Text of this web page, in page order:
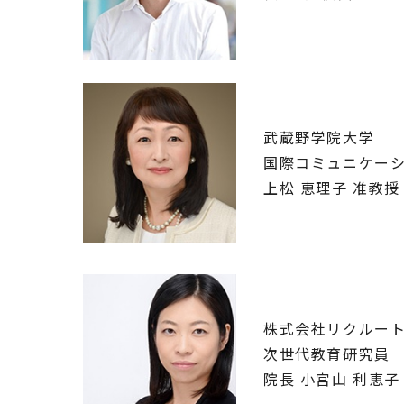
武蔵野学院大学
国際コミュニケー
上松 恵理子 准教授
株式会社リクルート
次世代教育研究員
院長 小宮山 利恵子